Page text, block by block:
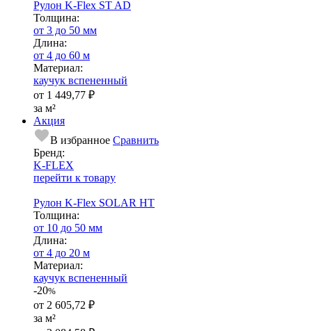
Рулон K-Flex ST AD
Тол­щи­на:
от 3 до 50 мм
Длина:
от 4 до 60 м
Ма­­те­­ри­­ал:
каучук вспененный
от 1 449,77 ₽
за м²
Акция
В избранное Сравнить
Бренд:
K-FLEX
перейти к товару
Рулон K-Flex SOLAR HT
Тол­щи­на:
от 10 до 50 мм
Длина:
от 4 до 20 м
Ма­­те­­ри­­ал:
каучук вспененный
-20%
от 2 605,72 ₽
за м²